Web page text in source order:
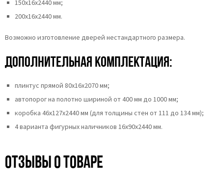
150х16х2440 мм;
200х16х2440 мм.
Возможно изготовление дверей нестандартного размера.
Дополнительная комплектация:
плинтус прямой 80х16х2070 мм;
автопорог на полотно шириной от 400 мм до 1000 мм;
коробка 46x127x2440 мм (для толщины стен от 111 до 134 мм);
4 варианта фигурных наличников 16х90х2440 мм.
Отзывы о товаре